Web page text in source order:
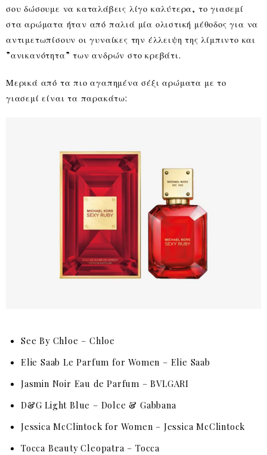
σου δώσουμε να καταλάβεις λίγο καλύτερα, το γιασεμί
στα αρώματα ήταν από παλιά μία ολιστική μέθοδος για να
αντιμετωπίσουν οι γυναίκες την έλλειψη της λίμπιντο και
”ανικανότητα” των ανδρών στο κρεβάτι.
Μερικά από τα πιο αγαπημένα σέξι αρώματα με το
γιασεμί είναι τα παρακάτω:
See By Chloe – Chloe
Elie Saab Le Parfum for Women – Elie Saab
Jasmin Noir Eau de Parfum – BVLGARI
D&G Light Blue – Dolce & Gabbana
Jessica McClintock for Women – Jessica McClintock
Tocca Beauty Cleopatra – Tocca